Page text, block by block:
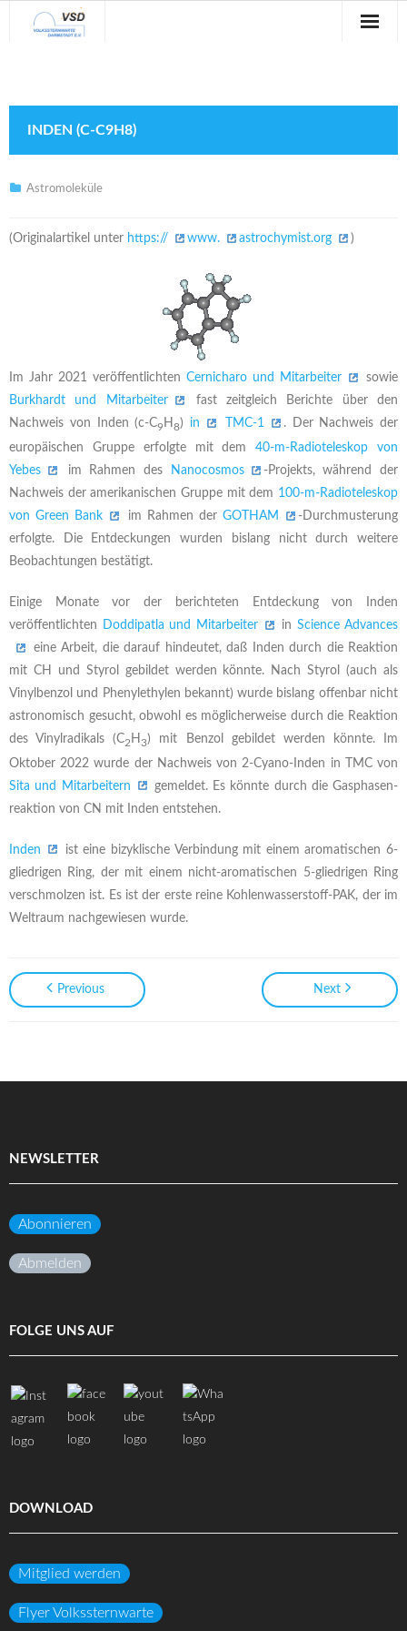
Veranstaltungen
Blog
Galerie
INDEN (C-C9H8)
Astromoleküle
(Originalartikel unter https:// www. astrochymist.org )
Im Jahr 2021 veröffentlichten Cernicharo und Mitarbeiter
sowie
Burkhardt und Mitarbeiter
fast zeitgleich Berichte über den
Nachweis von Inden (c-C9 H 8) in TMC-1
. Der Nachweis der
europäischen Gruppe erfolgte mit dem40-m-Radioteleskop von
Yebes
im Rahmen des Nanocosmos
-Projekts, während der
Nachweis der amerikanischen Gruppe mit dem 100-m-Radioteleskop
von Green Bank
im Rahmen derGOTHAM
-Durchmusterung
erfolgte. Die Entdeckungen wurden bislang nicht durch weitere
Beobachtungen bestätigt.
Einige Monate vor der berichteten Entdeckung von Inden
veröffentlichten
Doddipatla und Mitarbeiter in Science Advances
eine Arbeit, die darauf hindeutet, daß Inden durch die Reaktion
mit CH und Styrol gebildet werden könnte. Nach Styrol (auch als
Vinylbenzol und Phenylethylen bekannt) wurde bislang offenbar nicht
astronomisch gesucht, obwohl es möglicherweise durch die Reaktion
des Vinylradikals (C2 H 3) mit Benzol gebildet werden könnte. Im
Oktober 2022 wurde der Nachweis von 2-Cyano-Inden in TMC von
Sita und Mitarbeitern
gemeldet. Es könnte durch die Gasphasen-
reaktion von CN mit Inden entstehen.
Inden
ist eine bizyklische Verbindung mit einem aromatischen 6-
gliedrigen Ring, der mit einem nicht-aromatischen 5-gliedrigen Ring
verschmolzen ist. Es ist der erste reine Kohlenwasserstoff-PAK, der im
Weltraum nachgewiesen wurde.
Previous Next
NEWSLETTER
Abonnieren
Abmelden
FOLGE UNS AUF
DOWNLOAD
Mitglied werden
Flyer Volkssternwarte